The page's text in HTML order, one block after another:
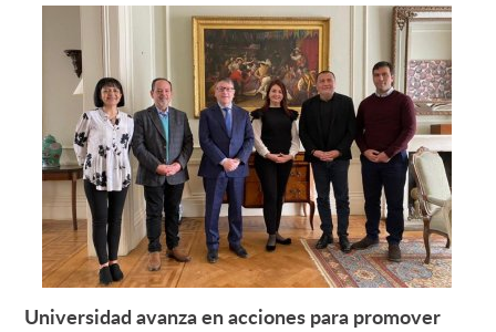
Universidad avanza en acciones para promover